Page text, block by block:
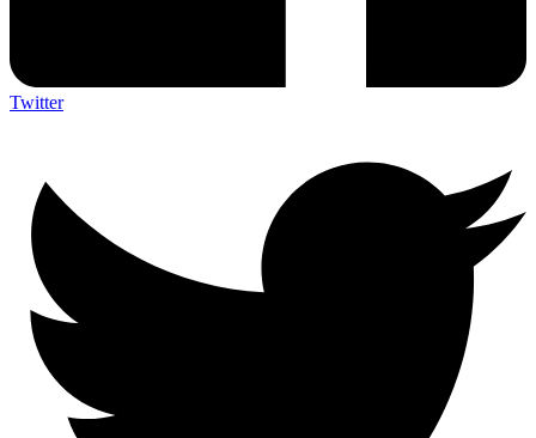
Twitter